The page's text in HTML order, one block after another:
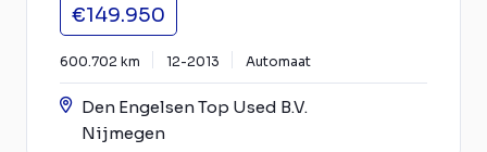
€149.950
600.702 km 12-2013 Automaat
Den Engelsen Top Used B.V.
Nijmegen